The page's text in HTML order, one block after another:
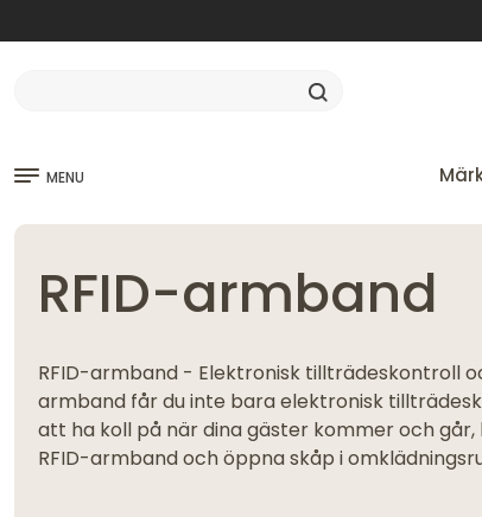
MENU
RFID-armband
RFID-armband - Elektronisk tillträdeskontroll
armband får du inte bara elektronisk
att ha koll på när dina gäster kommer och
RFID-armband och öppna skåp i